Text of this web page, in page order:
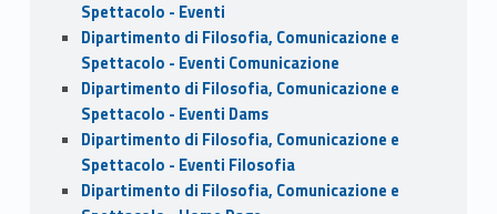
Spettacolo - Eventi
Dipartimento di Filosofia, Comunicazione e
Spettacolo - Eventi Comunicazione
Dipartimento di Filosofia, Comunicazione e
Spettacolo - Eventi Dams
Dipartimento di Filosofia, Comunicazione e
Spettacolo - Eventi Filosofia
Dipartimento di Filosofia, Comunicazione e